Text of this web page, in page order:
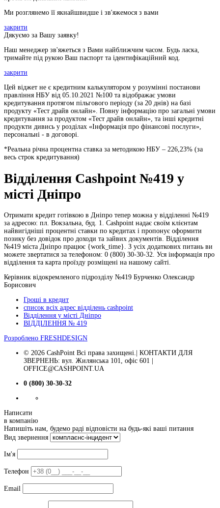
Ми розглянемо її якнайшвидше і зв'яжемося з вами
закрити
Дякуємо за Вашу заявку!
Наш менеджер зв'яжеться з Вами найближчим часом. Будь ласка,
тримайте під рукою Ваш паспорт та ідентифікаційний код.
закрити
Цей віджет не є кредитним калькулятором у розумінні постанови
правління НБУ від 05.10.2021 №100 та відображає умови
кредитування протягом пільгового періоду (за 20 днів) на базі
продукту «Тест драйв онлайн». Повну інформацію про загальні умови
кредитування за продуктом «Тест драйв онлайн», та інші кредитні
продукти дивись у розділах «Інформація про фінансові послуги»,
персональні - в договорі.
*Реальна річна процентна ставка за методикою НБУ – 226,23% (за
весь строк кредитування)
Відділення Cashpoint №419 у
місті Дніпро
Отримати кредит готівкою в Дніпро тепер можна у відділенні №419
за адресою: пл. Вокзальна, буд. 1. Cashpoint надає своїм клієнтам
найвигідніші процентні ставки по кредитах і пропонує оформити
позику без довідок про доходи та зайвих документів. Відділення
№419 міста Дніпро працює {work_time}. З усіх додаткових питань ви
можете звертатися за телефоном: 0 (800) 30-30-32. Уся інформація про
відділення та карта проїзду розміщені на нашому сайті.
Керівник відокремленого підрозділу №419 Бурченко Олександр
Борисович
Гроші в кредит
список всіх адрес відділень cashpoint
Відділення у місті Дніпро
ВІДДІЛЕННЯ № 419
Розроблено FRESHDESIGN
© 2026 CashPoint Всі права захищені.| КОНТАКТИ ДЛЯ
ЗВЕРНЕНЬ: вул. Жилянська 101, офіс 601 |
OFFICE@CASHPOINT.UA
0 (800) 30-30-32
Написати
в компанію
Напишіть нам, будемо раді відповісти на будь-які ваші питання
Вид звернення
Ім'я
Телефон
Email